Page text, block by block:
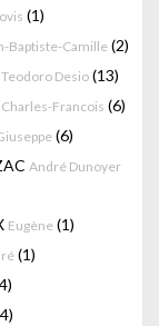
(1)
Baptiste-Camille(2)
Teodoro Desio (13)
Charles-Francois (6)
(6)
André Dunoyer
Eugène (1)
(1)